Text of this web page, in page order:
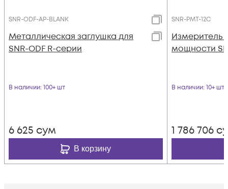
SNR-ODF-AP-BLANK
Металлическая заглушка для
SNR-ODF R-серии
В наличии: 100+ шт
6 625 сум
В корзину
SNR-PMT-12C
Измеритель
мощности
В наличии: 10+ шт
1 786 706